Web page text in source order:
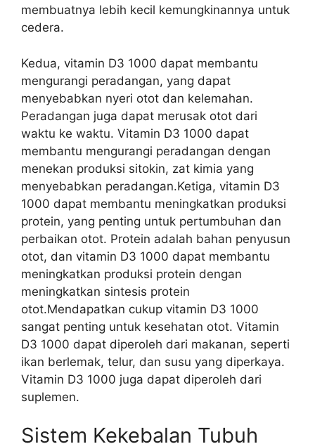
membuatnya lebih kecil kemungkinannya untuk
cedera.
Kedua, vitamin D3 1000 dapat membantu
mengurangi peradangan, yang dapat
menyebabkan nyeri otot dan kelemahan.
Peradangan juga dapat merusak otot dari
waktu ke waktu. Vitamin D3 1000 dapat
membantu mengurangi peradangan dengan
menekan produksi sitokin, zat kimia yang
menyebabkan peradangan.Ketiga, vitamin D3
1000 dapat membantu meningkatkan produksi
protein, yang penting untuk pertumbuhan dan
perbaikan otot. Protein adalah bahan penyusun
otot, dan vitamin D3 1000 dapat membantu
meningkatkan produksi protein dengan
meningkatkan sintesis protein
otot.Mendapatkan cukup vitamin D3 1000
sangat penting untuk kesehatan otot. Vitamin
D3 1000 dapat diperoleh dari makanan, seperti
ikan berlemak, telur, dan susu yang diperkaya.
Vitamin D3 1000 juga dapat diperoleh dari
suplemen.
Sistem Kekebalan Tubuh